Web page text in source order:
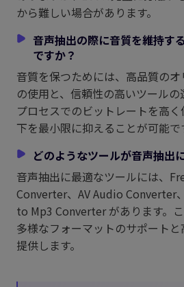
から難しい場合があります。
音声抽出の際に音質を維持す
ですか？
音質を保つためには、高品質の
の使用と、信頼性の高いツール
プロセスでのビットレートを高
下を最小限に抑えることが可能で
どのようなツールが音声抽出
音声抽出に最適なツールには、
Converter、AV Audio Converter
to Mp3 Converter があります。こ
多様なフォーマットのサポート
提供します。